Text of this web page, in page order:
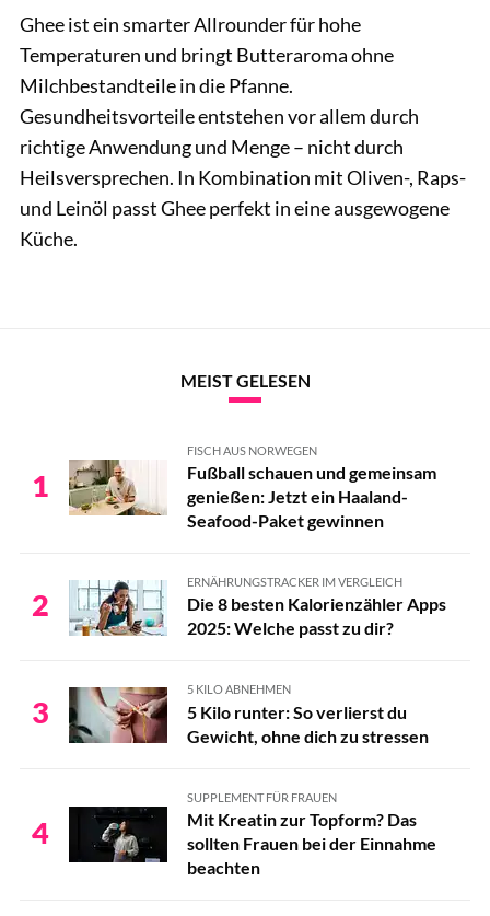
Ghee ist ein smarter Allrounder für hohe
Temperaturen und bringt Butteraroma ohne
Milchbestandteile in die Pfanne.
Gesundheitsvorteile entstehen vor allem durch
richtige Anwendung und Menge – nicht durch
Heilsversprechen. In Kombination mit Oliven-, Raps-
und Leinöl passt Ghee perfekt in eine ausgewogene
Küche.
MEIST GELESEN
1
FISCH AUS NORWEGEN
Fußball schauen und gemeinsam
genießen: Jetzt ein Haaland-
Seafood-Paket gewinnen
2
ERNÄHRUNGSTRACKER IM VERGLEICH
Die 8 besten Kalorienzähler Apps
2025: Welche passt zu dir?
3
5 KILO ABNEHMEN
5 Kilo runter: So verlierst du
Gewicht, ohne dich zu stressen
4
SUPPLEMENT FÜR FRAUEN
Mit Kreatin zur Topform? Das
sollten Frauen bei der Einnahme
beachten